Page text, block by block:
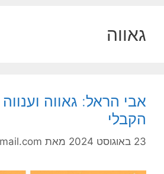
גאווה
אבי הראל: גאווה
הקבלי
23 באוגוסט 2024 מאת